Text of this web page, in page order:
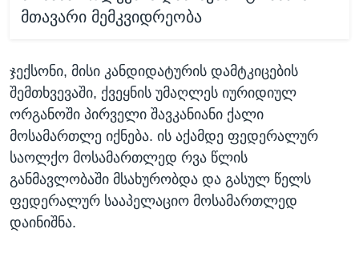
მთავარი მემკვიდრეობა
ჯექსონი, მისი კანდიდატურის დამტკიცების
შემთხვევაში, ქვეყნის უმაღლეს იურიდიულ
ორგანოში პირველი შავკანიანი ქალი
მოსამართლე იქნება. ის აქამდე ფედერალურ
საოლქო მოსამართლედ რვა წლის
განმავლობაში მსახურობდა და გასულ წელს
ფედერალურ სააპელაციო მოსამართლედ
დაინიშნა.